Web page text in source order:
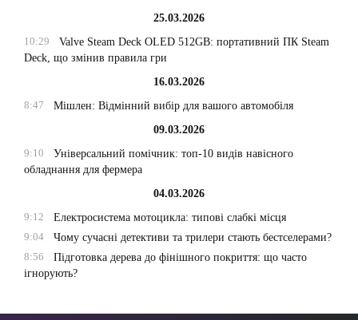
25.03.2026
10:29
Valve Steam Deck OLED 512GB: портативний ПК Steam
Deck, що змінив правила гри
16.03.2026
8:47
Мішлен: Відмінний вибір для вашого автомобіля
09.03.2026
9:10
Універсальний помічник: топ-10 видів навісного
обладнання для фермера
04.03.2026
9:12
Електросистема мотоцикла: типові слабкі місця
9:04
Чому сучасні детективи та трилери стають бестселерами?
8:56
Підготовка дерева до фінішного покриття: що часто
ігнорують?